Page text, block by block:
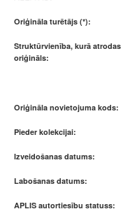
Oriģināla turētājs (*):
Struktūrvienība, kurā atrodas
oriģināls:
Oriģināla novietojuma kods:
Pieder kolekcijai:
Izveidošanas datums:
Labošanas datums:
APLIS autortiesību statuss: